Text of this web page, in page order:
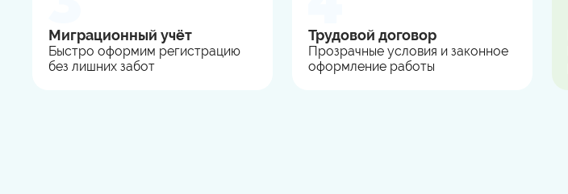
Миграционный учёт
Быстро оформим регистрацию
без лишних забот
Трудовой договор
Прозрачные условия и законное
оформление работы